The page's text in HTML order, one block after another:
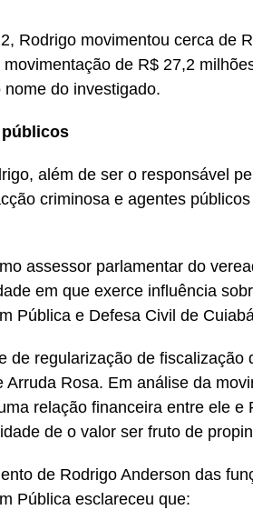
Rodrigo movimentou cerca de
de R$ 27,2
do investigado.
públicos
além de ser o responsável
criminosa e agentes
assessor parlamentar do
em que exerce influência
Pública e Defesa Civil de
de regularização de fiscalização
Arruda Rosa. Em análise da
relação financeira entre ele e
de o valor ser fruto de
de Rodrigo Anderson das
Pública esclareceu que: